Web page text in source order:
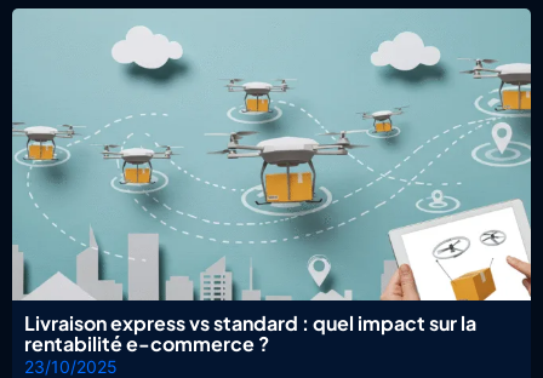
Livraison express vs standard : quel impact sur la
rentabilité e-commerce ?
23/10/2025